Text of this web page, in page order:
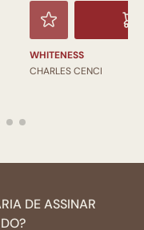
WHITENESS
CHARLES CENCI
DE ASSINAR